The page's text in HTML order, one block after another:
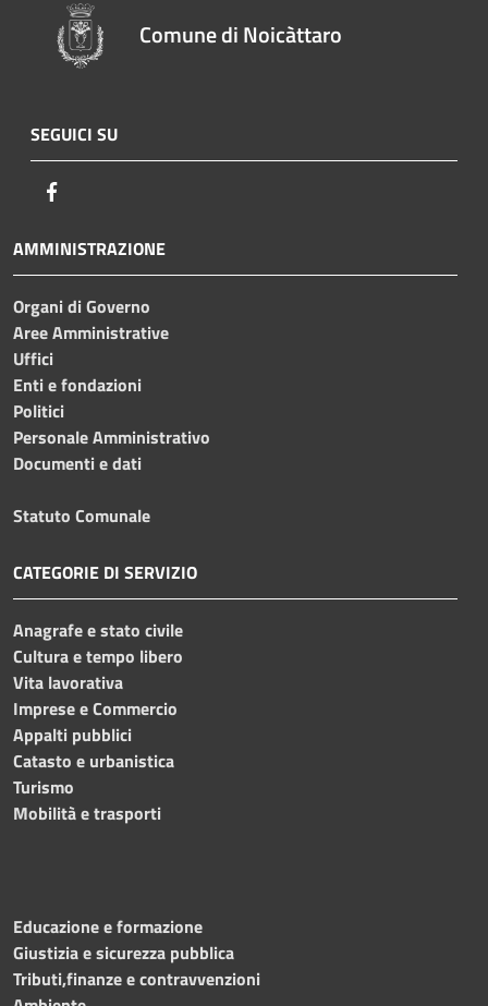
Comune di Noicàttaro
SEGUICI SU
AMMINISTRAZIONE
Organi di Governo
Aree Amministrative
Uffici
Enti e fondazioni
Politici
Personale Amministrativo
Documenti e dati
Statuto Comunale
CATEGORIE DI SERVIZIO
Anagrafe e stato civile
Cultura e tempo libero
Vita lavorativa
Imprese e Commercio
Appalti pubblici
Catasto e urbanistica
Turismo
Mobilità e trasporti
Educazione e formazione
Giustizia e sicurezza pubblica
Tributi,finanze e contravvenzioni